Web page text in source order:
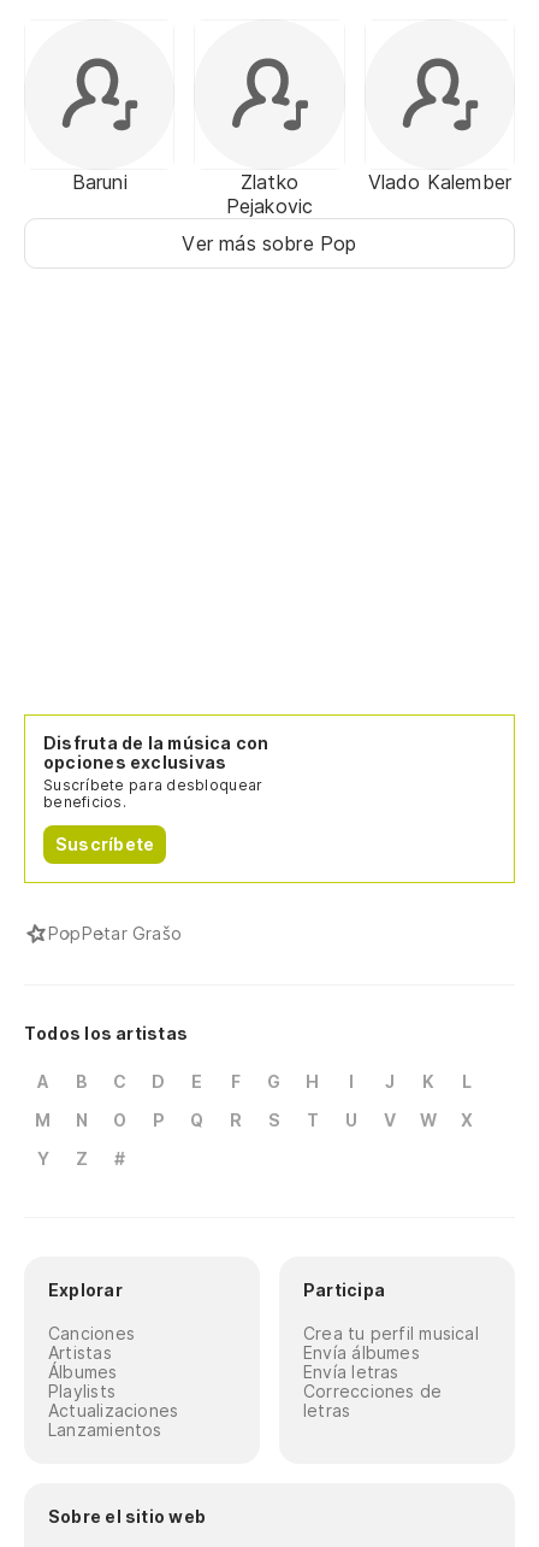
Baruni
Zlatko
Pejakovic
Vlado Kalember
Ver más sobre Pop
Disfruta de la música con
opciones exclusivas
Suscríbete para desbloquear
beneficios.
Suscríbete
PopPetar Grašo
Todos los artistas
A B C D E F G H I J K
L
M
N O P Q R S T U V W
X
Y
Z #
Explorar
Canciones
Artistas
Álbumes
Playlists
Actualizaciones
Lanzamientos
Participa
Crea tu perfil musical
Envía álbumes
Envía letras
Correcciones de
letras
Sobre el sitio web